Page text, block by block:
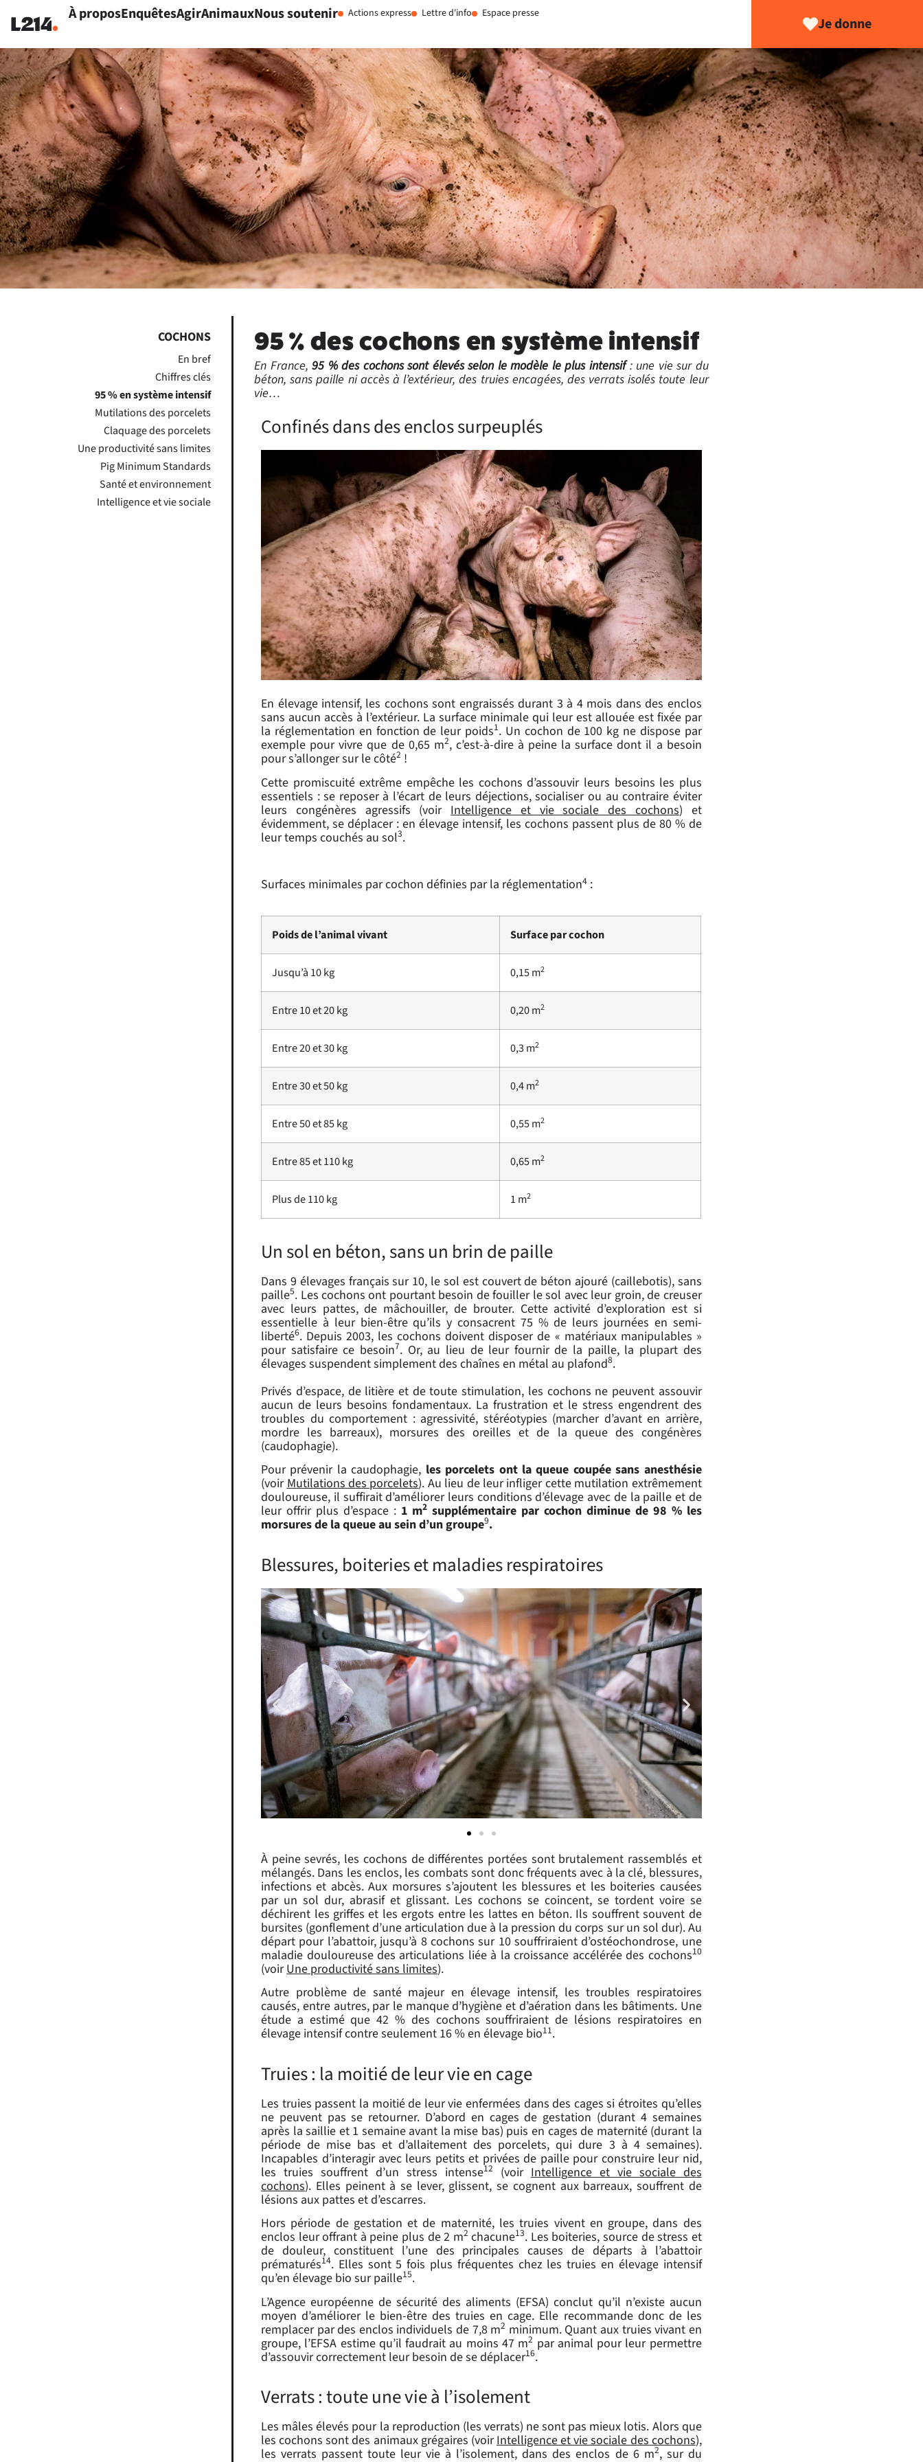
À proposEnquêtesAgirAnimauxNous soutenir Actions express Lettre d'info Espace presse
Je donne
COCHONS
En bref
Chiffres clés
95 % en système intensif
Mutilations des porcelets
Claquage des porcelets
Une productivité sans limites
Pig Minimum Standards
Santé et environnement
Intelligence et vie sociale
95 % des cochons en système intensif
En France,95 % des cochons sont élevés selon le modèle le plus intensif: une vie sur du
béton, sans paille ni accès à l’extérieur, des truies encagées, des verrats isolés toute leur
vie…
Confinés dans des enclos surpeuplés
En élevage intensif, les cochons sont engraissés durant 3 à 4 mois dans des enclos
sans aucun accès à l’extérieur. La surface minimale qui leur est allouée est fixée par
la réglementation en fonction de leur poids1. Un cochon de 100 kg ne dispose par
exemple pour vivre que de 0,65 m2, c’est-à-dire à peine la surface dont il a besoin
pour s’allonger sur le côté2 !
Cette promiscuité extrême empêche les cochons d’assouvir leurs besoins les plus
essentiels : se reposer à l’écart de leurs déjections, socialiser ou au contraire éviter
leurs congénères agressifs (voir Intelligence et vie sociale des cochons) et
évidemment, se déplacer : en élevage intensif, les cochons passent plus de 80 % de
leur temps couchés au sol3.
Surfaces minimales par cochon définies par la réglementation4 :
Poids de l’animal vivant Surface par cochon
Jusqu’à 10 kg 0,15 m2
Entre 10 et 20 kg 0,20 m2
Entre 20 et 30 kg 0,3 m2
Entre 30 et 50 kg 0,4 m2
Entre 50 et 85 kg 0,55 m2
Entre 85 et 110 kg 0,65 m2
Plus de 110 kg 1 m2
Un sol en béton, sans un brin de paille
Dans 9 élevages français sur 10, le sol est couvert de béton ajouré (caillebotis), sans
paille5. Les cochons ont pourtant besoin de fouiller le sol avec leur groin, de creuser
avec leurs pattes, de mâchouiller, de brouter. Cette activité d’exploration est si
essentielle à leur bien-être qu’ils y consacrent 75 % de leurs journées en semi-
liberté6. Depuis 2003, les cochons doivent disposer de « matériaux manipulables »
pour satisfaire ce besoin7. Or, au lieu de leur fournir de la paille, la plupart des
élevages suspendent simplement des chaînes en métal au plafond8.
Privés d’espace, de litière et de toute stimulation, les cochons ne peuvent assouvir
aucun de leurs besoins fondamentaux. La frustration et le stress engendrent des
troubles du comportement : agressivité, stéréotypies (marcher d’avant en arrière,
mordre les barreaux), morsures des oreilles et de la queue des congénères
(caudophagie).
Pour prévenir la caudophagie, les porcelets ont la queue coupée sans anesthésie
(voirMutilations des porcelets). Au lieu de leur infliger cette mutilation extrêmement
douloureuse, il suffirait d’améliorer leurs conditions d’élevage avec de la paille et de
leur offrir plus d’espace : 1 m2 supplémentaire par cochon diminue de 98 % les
morsures de la queue au sein d’un groupe9.
Blessures, boiteries et maladies respiratoires
À peine sevrés, les cochons de différentes portées sont brutalement rassemblés et
mélangés. Dans les enclos, les combats sont donc fréquents avec à la clé, blessures,
infections et abcès. Aux morsures s’ajoutent les blessures et les boiteries causées
par un sol dur, abrasif et glissant. Les cochons se coincent, se tordent voire se
déchirent les griffes et les ergots entre les lattes en béton. Ils souffrent souvent de
bursites (gonflement d’une articulation due à la pression du corps sur un sol dur). Au
départ pour l’abattoir, jusqu’à 8 cochons sur 10 souffriraient d’ostéochondrose, une
maladie douloureuse des articulations liée à la croissance accélérée des cochons10
(voirUne productivité sans limites).
Autre problème de santé majeur en élevage intensif, les troubles respiratoires
causés, entre autres, par le manque d’hygiène et d’aération dans les bâtiments. Une
étude a estimé que 42 % des cochons souffriraient de lésions respiratoires en
élevage intensif contre seulement 16 % en élevage bio11.
Truies : la moitié de leur vie en cage
Les truies passent la moitié de leur vie enfermées dans des cages si étroites qu’elles
ne peuvent pas se retourner. D’abord en cages de gestation (durant 4 semaines
après la saillie et 1 semaine avant la mise bas) puis en cages de maternité (durant la
période de mise bas et d’allaitement des porcelets, qui dure 3 à 4 semaines).
Incapables d’interagir avec leurs petits et privées de paille pour construire leur nid,
les truies souffrent d’un stress intense12 (voir Intelligence et vie sociale des
cochons). Elles peinent à se lever, glissent, se cognent aux barreaux, souffrent de
lésions aux pattes et d’escarres.
Hors période de gestation et de maternité, les truies vivent en groupe, dans des
enclos leur offrant à peine plus de 2 m2 chacune13. Les boiteries, source de stress et
de douleur, constituent l’une des principales causes de départs à l’abattoir
prématurés14. Elles sont 5 fois plus fréquentes chez les truies en élevage intensif
qu’en élevage bio sur paille15.
L’Agence européenne de sécurité des aliments (EFSA) conclut qu’il n’existe aucun
moyen d’améliorer le bien-être des truies en cage. Elle recommande donc de les
remplacer par des enclos individuels de 7,8 m2 minimum. Quant aux truies vivant en
groupe, l’EFSA estime qu’il faudrait au moins 47 m2 par animal pour leur permettre
d’assouvir correctement leur besoin de se déplacer16.
Verrats : toute une vie à l’isolement
Les mâles élevés pour la reproduction (les verrats) ne sont pas mieux lotis. Alors que
les cochons sont des animaux grégaires (voirIntelligence et vie sociale des cochons),
les verrats passent toute leur vie à l’isolement, dans des enclos de 6 m2, sur du